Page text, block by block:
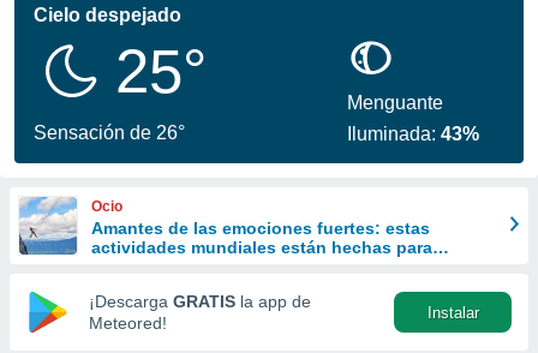
ha
calidad.
a este
las
y
forma
digital
basada
Cielo despejado
25°
Sensación de 26°
Menguante
Iluminada:43%
Ocio
Amantes de las emociones fuertes: estas
actividades mundiales están hechas para
¡Descarga GRATIS la app de
Meteored!
Instalar